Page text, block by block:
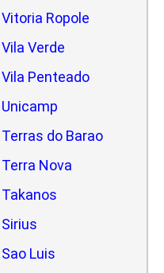
Ropole
Verde
Penteado
do Barao
Nova
Luis